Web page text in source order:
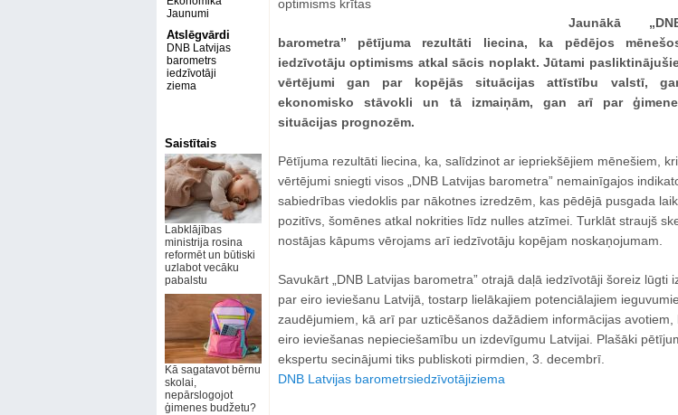
Jaunumi
Atslēgvārdi
DNB Latvijas
barometrs
iedzīvotāji
ziema
Saistītais
Labklājības
ministrija rosina
reformēt un būtiski
uzlabot vecāku
pabalstu
Kā sagatavot bērnu
skolai,
nepārslogojot
ģimenes budžetu?
Jaunākā
barometra” pētījuma rezultāti liecina, ka pēdējos
iedzīvotāju optimisms atkal sācis noplakt. Jūtami
vērtējumi gan par kopējās situācijas attīstību valstī,
ekonomisko stāvokli un tā izmaiņām, gan arī par
situācijas prognozēm.
Pētījuma rezultāti liecina, ka, salīdzinot ar iepriekšējiem mēnešiem,
vērtējumi sniegti visos „DNB Latvijas barometra” nemainīgajos
sabiedrības viedoklis par nākotnes izredzēm, kas pēdējā pusgada
pozitīvs, šomēnes atkal nokrities līdz nulles atzīmei. Turklāt straujš
nostājas kāpums vērojams arī iedzīvotāju kopējam noskaņojumam.
Savukārt „DNB Latvijas barometra” otrajā daļā iedzīvotāji šoreiz lūgti
par eiro ieviešanu Latvijā, tostarp lielākajiem potenciālajiem
zaudējumiem, kā arī par uzticēšanos dažādiem informācijas avotiem,
eiro ieviešanas nepieciešamību un izdevīgumu Latvijai. Plašāki
ekspertu secinājumi tiks publiskoti pirmdien, 3. decembrī.
DNB Latvijas barometrsiedzīvotājiziema